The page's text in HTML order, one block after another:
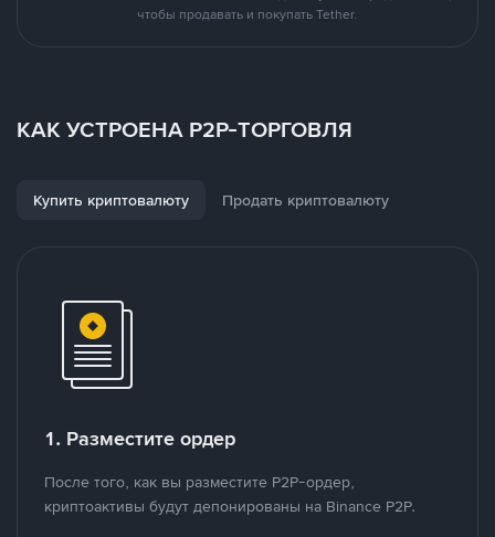
чтобы продавать и покупать Tether.
КАК УСТРОЕНА P2P-ТОРГОВЛЯ
Купить криптовалюту Продать криптовалюту
1. Разместите ордер
После того, как вы разместите P2P-ордер,
криптоактивы будут депонированы на Binance P2P.